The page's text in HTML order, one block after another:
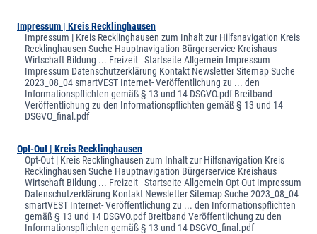
Impressum | Kreis Recklinghausen
Impressum | Kreis Recklinghausen zum Inhalt zur Hilfsnavigation Kreis
Recklinghausen Suche Hauptnavigation Bürgerservice Kreishaus
Wirtschaft Bildung ... Freizeit Startseite Allgemein Impressum
Impressum Datenschutzerklärung Kontakt Newsletter Sitemap Suche
2023_08_04 smartVEST Internet- Veröffentlichung zu ... den
Informationspflichten gemäß § 13 und 14 DSGVO.pdf Breitband
Veröffentlichung zu den Informationspflichten gemäß § 13 und 14
DSGVO_final.pdf
Opt-Out | Kreis Recklinghausen
Opt-Out | Kreis Recklinghausen zum Inhalt zur Hilfsnavigation Kreis
Recklinghausen Suche Hauptnavigation Bürgerservice Kreishaus
Wirtschaft Bildung ... Freizeit Startseite Allgemein Opt-Out Impressum
Datenschutzerklärung Kontakt Newsletter Sitemap Suche 2023_08_04
smartVEST Internet- Veröffentlichung zu ... den Informationspflichten
gemäß § 13 und 14 DSGVO.pdf Breitband Veröffentlichung zu den
Informationspflichten gemäß § 13 und 14 DSGVO_final.pdf